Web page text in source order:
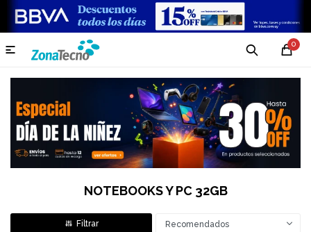
0

NOTEBOOKS Y PC 32GB
Recomendados